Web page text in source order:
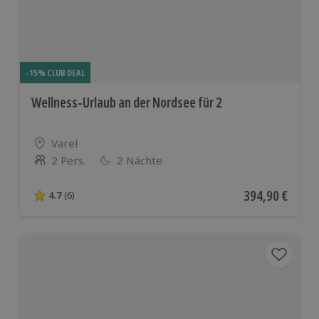
-15% CLUB DEAL
Wellness-Urlaub an der Nordsee für 2
Standort
Varel
Anzahl der Teilnehmer
2 Pers. 2 Nächte
4.7 von 5 Sternen basierend auf 6 Bewertungen
4.7 (6) Aktueller Preis
394,90 €